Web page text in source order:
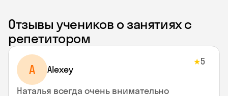
Отзывы учеников о занятиях с
репетитором
A Alexey
★5
Наталья всегда очень внимательно